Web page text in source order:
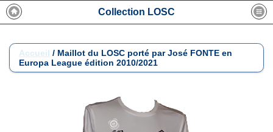
Collection LOSC
Accueil / Maillot du LOSC porté par José FONTE en
Europa League édition 2010/2021